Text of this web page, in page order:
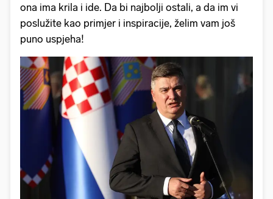
ona ima krila i ide. Da bi najbolji ostali, a da im vi
poslužite kao primjer i inspiracije, želim vam još
puno uspjeha!